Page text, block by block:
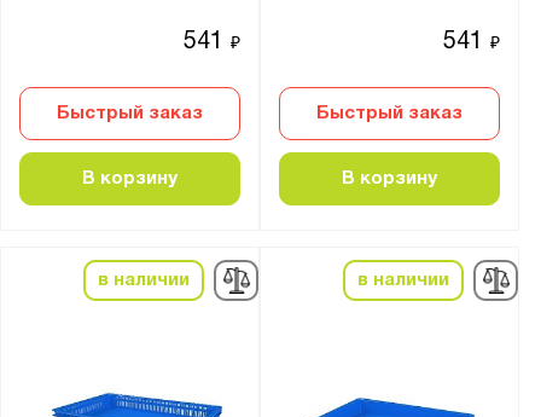
541₽
Быстрый заказ
В корзину
541₽
Быстрый заказ
В корзину
в наличии в наличии